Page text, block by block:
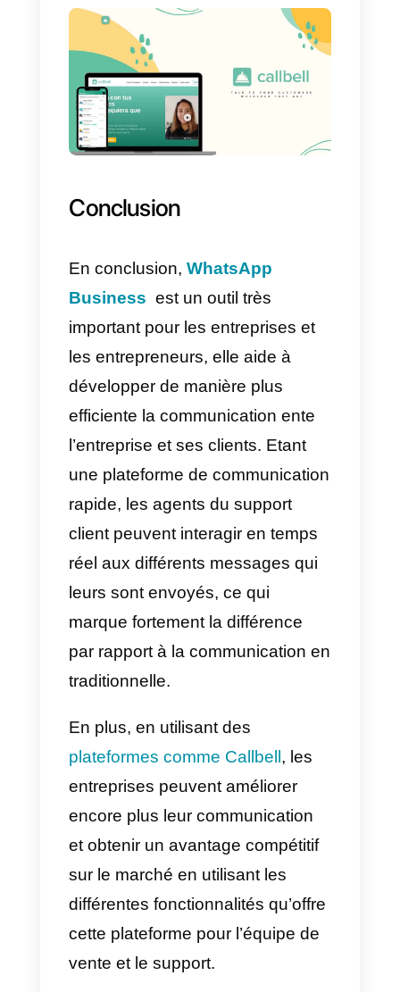
seule chose qu’il reste à faire ici
c’est d’’appliquer des stratégies
de marketing pour améliorer
communication et ainsi générer
d’utiliser WhatsApp Business
pour votre entreprise, nous
encourageons fortement.
Qu’est-ce que Callbell et
comment peut-il vous
aider à améliorer votre
communication avec les
clients utilisant WhatsApp
pour les entreprises?
Callbellest un outil qui aide les
entreprises à développer. Ses
venter et améliorer son support
d’une forme intelligente et
innovatrice., avec
pouvez centraliser votre
communication une seule
plateforme sans avoir à se
soucier de la provenance du